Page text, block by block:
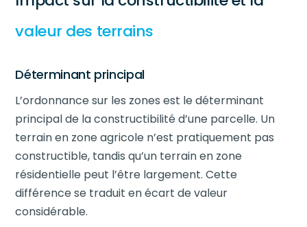
valeur des terrains
Déterminant principal
L’ordonnance sur les zones est le déterminant
principal de la constructibilité d’une parcelle. Un
terrain en zone agricole n’est pratiquement pas
constructible, tandis qu’un terrain en zone
résidentielle peut l’être largement. Cette
différence se traduit en écart de valeur
considérable.